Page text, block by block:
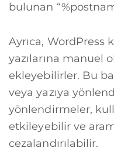
bulunan
Ayrıca, WordPress
yazılarına manuel
ekleyebilirler. Bu
veya yazıya
yönlendirmeler,
etkileyebilir ve
cezalandırılabilir.